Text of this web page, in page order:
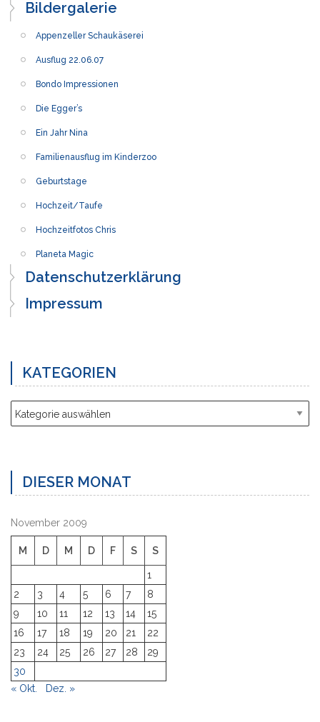
Bildergalerie
Appenzeller Schaukäserei
Ausflug 22.06.07
Bondo Impressionen
Die Egger’s
Ein Jahr Nina
Familienausflug im Kinderzoo
Geburtstage
Hochzeit/Taufe
Hochzeitfotos Chris
Planeta Magic
Datenschutzerklärung
Impressum
KATEGORIEN
Kategorien
DIESER MONAT
November 2009
M D M D F S S
1
2
3 4 5 6 7
8
9
10 11 12 13 14
15
16
17 18 19 20 21
22
23
24 25 26 27 28
29
30
« Okt.
Dez. »